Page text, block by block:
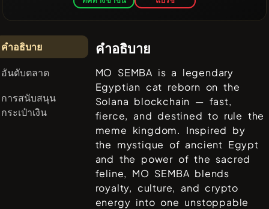
คำอธิบาย
อันดับตลาด
การสนับสนุน
กระเป๋าเงิน
คำอธิบาย
MO SEMBA is a legendary
Egyptian cat reborn on the
Solana blockchain — fast,
fierce, and destined to rule the
meme kingdom. Inspired by
the mystique of ancient Egypt
and the power of the sacred
feline, MO SEMBA blends
royalty, culture, and crypto
energy into one unstoppable